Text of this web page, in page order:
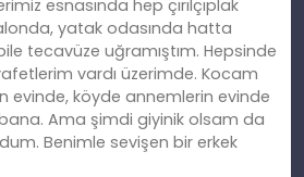
esnasında hep çırılçıplak
yatak odasında hatta
tecavüze uğramıştım. Hepsinde
vardı üzerimde. Kocam
evinde, köyde annemlerin evinde
Ama şimdi giyinik olsam da
Benimle sevişen bir erkek